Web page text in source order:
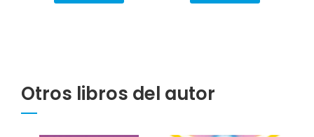
Otros libros del autor